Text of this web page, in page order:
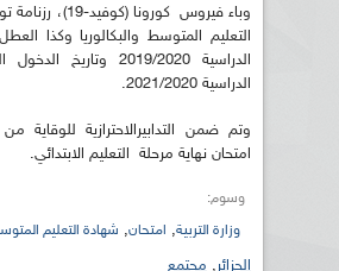
وباء فيروس كورونا
التعليم المتوسط والبكالوريا وكذا
الدراسية 2019/2020
الدراسية 2021/2020.
امتحان نهاية مرحلة التعليم الابتدائي.
وسوم:
وزارة التربية, امتحان, شهادة التعليم
الجزائر, مجتمع